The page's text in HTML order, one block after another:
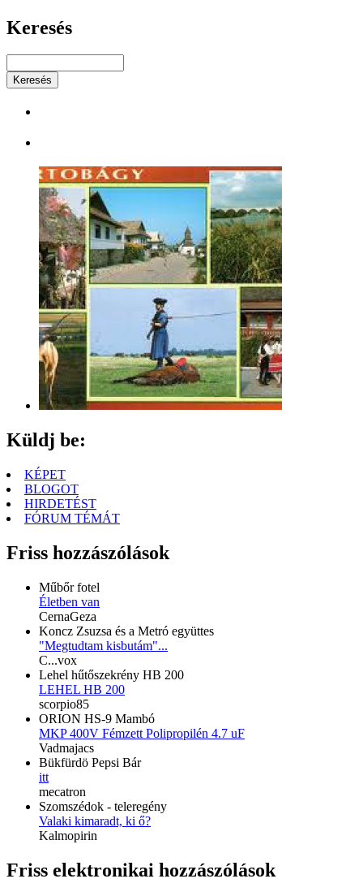
Keresés
Küldj be:
KÉPET
BLOGOT
HIRDETÉST
FÓRUM TÉMÁT
Friss hozzászólások
Műbőr fotel
Életben van
CernaGeza
Koncz Zsuzsa és a Metró együttes
"Megtudtam kisbutám"...
C...vox
Lehel hűtőszekrény HB 200
LEHEL HB 200
scorpio85
ORION HS-9 Mambó
MKP 400V Fémzett Polipropilén 4.7 uF
Vadmajacs
Bükfürdö Pepsi Bár
itt
mecatron
Szomszédok - teleregény
Valaki kimaradt, ki ő?
Kalmopirin
Friss elektronikai hozzászólások